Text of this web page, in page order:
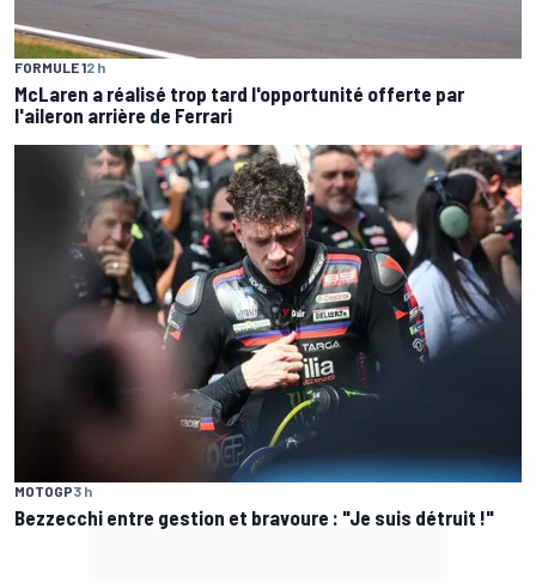
FORMULE 12 h
McLaren a réalisé trop tard l'opportunité offerte par
l'aileron arrière de Ferrari
MOTOGP3 h
Bezzecchi entre gestion et bravoure : "Je suis détruit !"